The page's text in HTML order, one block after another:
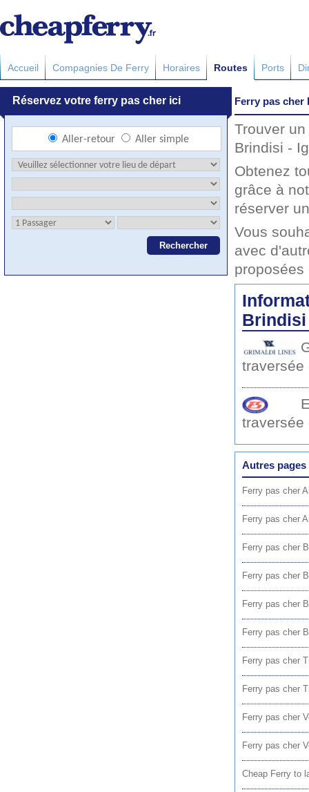
Accueil Compagnies De Ferry Horaires Routes Ports
Ferry pas cher
Trouver
Brindisi -
Obtenez
grâce à
réserver
Vous
avec
proposées
Brindisi
traversée
traversée
Autres pages
Ferry pas cher
Ferry pas cher
Ferry pas cher
Ferry pas cher
Ferry pas cher
Ferry pas cher
Ferry pas cher
Ferry pas cher
Ferry pas cher
Ferry pas cher
Cheap Ferry to